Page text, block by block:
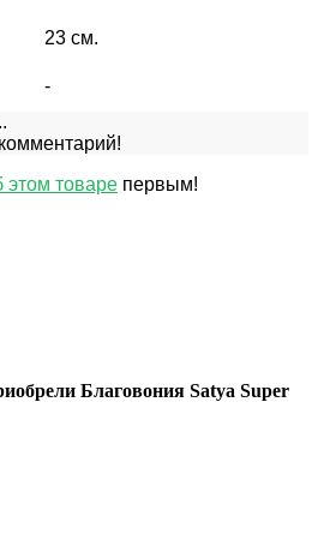
23 см.
-
этом товаре первым!
Благовония Satya Super